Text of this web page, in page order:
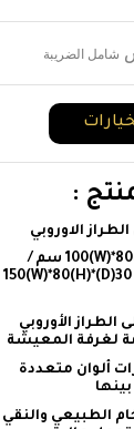
شامل الضريبة
:
الاوروبي
المقاسات : 30(D)*100(W)*80(H) سم /
30(D)*120(W)*80(H) سم / 30(D)*150(W)*80(H)
الأوروبي
لغرفة المعيشة
ألوان متعددة
الطبيعي والنقي